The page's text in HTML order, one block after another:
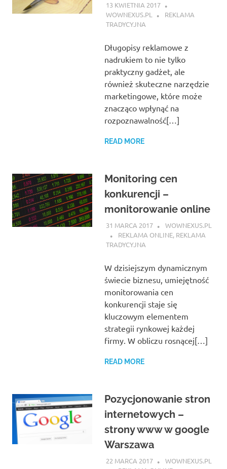
13 KWIETNIA 2017
WOWNEXUS.PL
REKLAMA
TRADYCYJNA
Długopisy reklamowe z
nadrukiem to nie tylko
praktyczny gadżet, ale
również skuteczne narzędzie
marketingowe, które może
znacząco wpłynąć na
rozpoznawalność[…]
READ MORE
Monitoring cen
konkurencji –
monitorowanie online
31 MARCA 2017
WOWNEXUS.PL
REKLAMA ONLINE, REKLAMA
TRADYCYJNA
W dzisiejszym dynamicznym
świecie biznesu, umiejętność
monitorowania cen
konkurencji staje się
kluczowym elementem
strategii rynkowej każdej
firmy. W obliczu rosnącej[…]
READ MORE
Pozycjonowanie stron
internetowych –
strony www w google
Warszawa
22 MARCA 2017
WOWNEXUS.PL